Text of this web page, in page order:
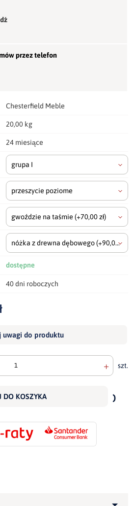
przez telefon
Chesterfield Meble
20,00 kg
24 miesiące
grupa I
przeszycie poziome
gwoździe na taśmie (+70,00 zł)
nóżka z drewna dębowego(+90,00 zł)
dostępne
40 dni roboczych
uwagi do produktu
+ szt.
DO KOSZYKA
do